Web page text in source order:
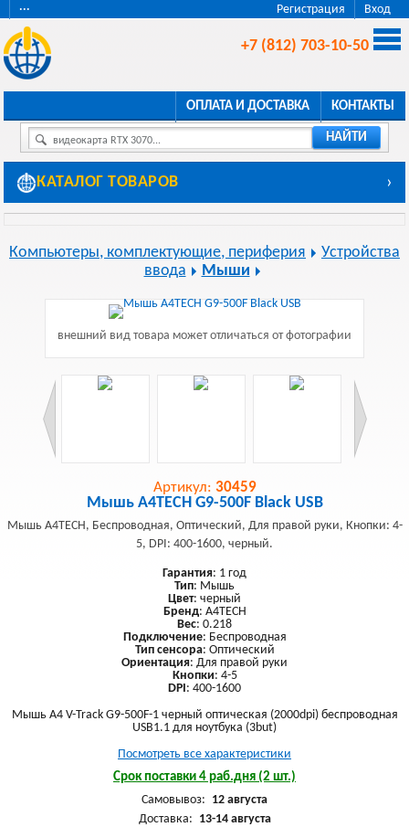
Регистрация Вход
···
+7 (812) 703-10-50
ОПЛАТА И ДОСТАВКА КОНТАКТЫ
видеокарта RTX 3070... НАЙТИ
КАТАЛОГ ТОВАРОВ ›
Компьютеры, комплектующие, периферия
Устройства
ввода
Мыши
внешний вид товара может отличаться от фотографии
Артикул: 30459
Мышь A4TECH G9-500F Black USB
Мышь A4TECH, Беспроводная, Оптический, Для правой руки, Кнопки: 4-
5, DPI: 400-1600, черный.
Гарантия: 1 год
Тип: Мышь
Цвет: черный
Бренд: A4TECH
Вес: 0.218
Подключение: Беспроводная
Тип сенсора: Оптический
Ориентация: Для правой руки
Кнопки: 4-5
DPI: 400-1600
Мышь A4 V-Track G9-500F-1 черный оптическая (2000dpi) беспроводная
USB1.1 для ноутбука (3but)
Посмотреть все характеристики
Срок поставки 4 раб.дня (2 шт.)
Самовывоз: 12 августа
Доставка: 13-14 августа